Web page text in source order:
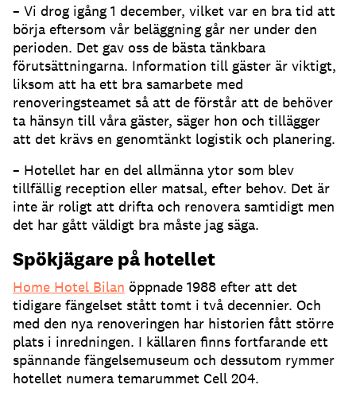
– Vi drog igång 1 december, vilket var en bra tid att
börja eftersom vår beläggning går ner under den
perioden. Det gav oss de bästa tänkbara
förutsättningarna. Information till gäster är viktigt,
liksom att ha ett bra samarbete med
renoveringsteamet så att de förstår att de behöver
ta hänsyn till våra gäster, säger hon och tillägger
att det krävs en genomtänkt logistik och planering.
– Hotellet har en del allmänna ytor som blev
tillfällig reception eller matsal, efter behov. Det är
inte är roligt att drifta och renovera samtidigt men
det har gått väldigt bra måste jag säga.
Spökjägare på hotellet
Home Hotel Bilan öppnade 1988 efter att det
tidigare fängelset stått tomt i två decennier. Och
med den nya renoveringen har historien fått större
plats i inredningen. I källaren finns fortfarande ett
spännande fängelsemuseum och dessutom rymmer
hotellet numera temarummet Cell 204.